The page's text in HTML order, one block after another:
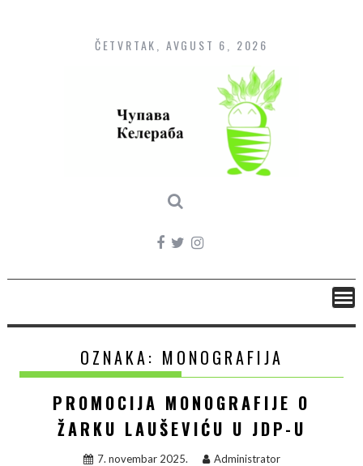
content
ČETVRTAK, AVGUST 6, 2026
OZNAKA: MONOGRAFIJA
PROMOCIJA MONOGRAFIJE O
ŽARKU LAUŠEVIĆU U JDP-U
7. novembar 2025. Administrator